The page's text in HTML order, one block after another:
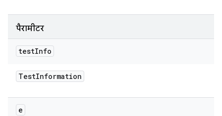
पैरामीटर
testInfo
TestInformation
e